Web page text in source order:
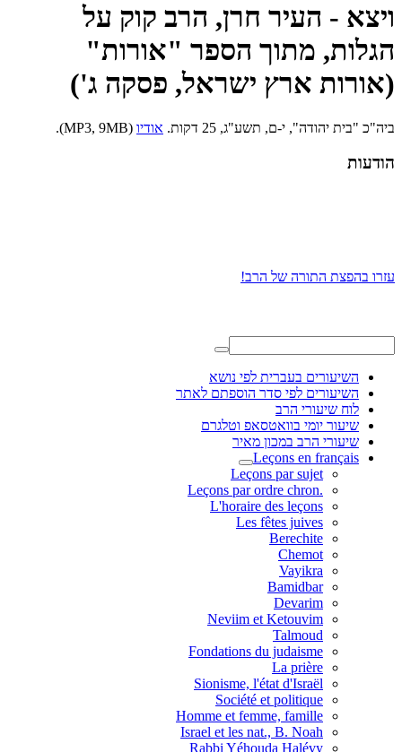
ויצא - העיר חרן, הרב קוק על
הגלות, מתוך הספר "אורות"
(אורות ארץ ישראל, פסקה ג')
ביה"כ "בית יהודה", י-ם, תשע"ג, 25 דקות. אודיו (MP3, 9MB).
הודעות
עזרו בהפצת התורה של הרב!
השיעורים בעברית לפי נושא
השיעורים לפי סדר הוספתם לאתר
לוח שיעורי הרב
שיעור יומי בוואטסאפ וטלגרם
שיעורי הרב במכון מאיר
Leçons en français
Leçons par sujet
.Leçons par ordre chron
L'horaire des leçons
Les fêtes juives
Berechite
Chemot
Vayikra
Bamidbar
Devarim
Neviim et Ketouvim
Talmoud
Fondations du judaisme
La prière
Sionisme, l'état d'Israël
Société et politique
Homme et femme, famille
Israel et les nat., B. Noah
Rabbi Yéhouda Halévy